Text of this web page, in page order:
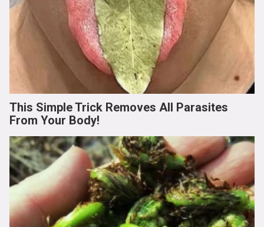
This Simple Trick Removes All Parasites
From Your Body!